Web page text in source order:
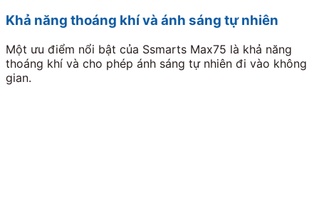
Khả năng thoáng khí và ánh sáng tự nhiên
Một ưu điểm nổi bật của Ssmarts Max75 là khả năng
thoáng khí và cho phép ánh sáng tự nhiên đi vào không
gian.